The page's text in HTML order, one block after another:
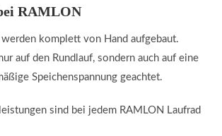
RAMLON
komplett von Hand aufgebaut.
auf den Rundlauf, sondern auch auf eine
Speichenspannung geachtet.
sind bei jedem RAMLON Laufrad